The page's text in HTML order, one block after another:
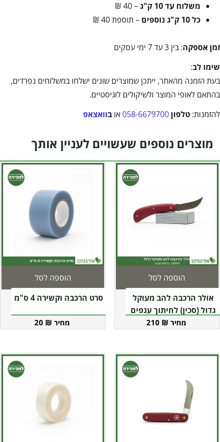
משלוח עד 10 ק"ג
– 40 ₪
כל 10 ק"ג נוספים
– תוספת 40 ₪
זמן אספקה: בין 3 עד 7 ימי עסקים
שימו לב:
בעת הזמנה מהאתר, ייתכן שמוצרים שונים ישלחו במשלוחים נפרדים,
בהתאם לאופי המוצר ולשיקולים לוגיסטיים.
להזמנות: טלפון058-6679700או בוואצאפ
מוצרים נוספים שעשויים לעניין אותך
אולר הרכבה להב מעוקל
גדול (סכין) לחיתוך ענפים
עבים 210 ₪
הוספה לסל
סרט הרכבה וקשירה 4 ס"מ
20 ₪
הוספה לסל